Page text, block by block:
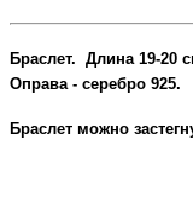
Браслет. Длина 19-20
Оправа - серебро 925.
Браслет можно